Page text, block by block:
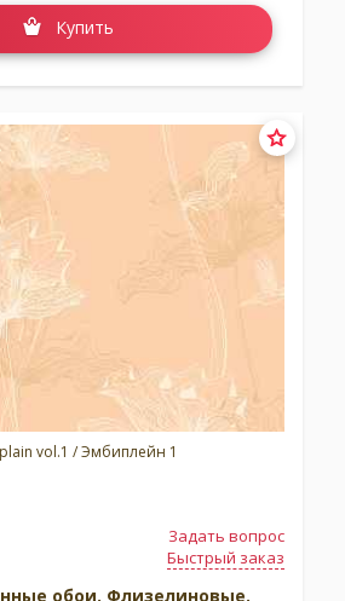
Купить
vol.1 / Эмбиплейн 1
Задать вопрос
Быстрый заказ
обои. Флизелиновые.